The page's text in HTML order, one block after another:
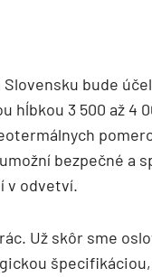
bude
hĺbkou 3 500 až 4
bezpečné a
v odvetví.
Už skôr sme